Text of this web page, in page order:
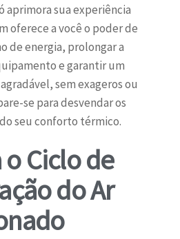
aprimora sua experiência
oferece a você o poder de
de energia, prolongar a
e garantir um
sem exageros ou
se para desvendar os
seu conforto térmico.
Ciclo de
do Ar